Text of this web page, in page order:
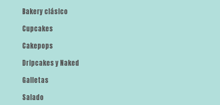
Bakery clásico
Cupcakes
Cakepops
Dripcakes y Naked
Galletas
Salado